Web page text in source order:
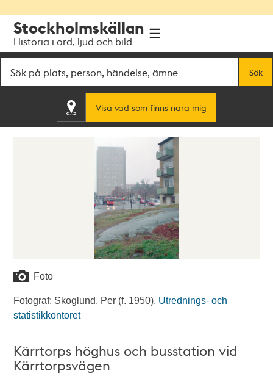
navigationen
huvudinnehållet
Stockholmskällan
Historia i ord, ljud och bild
Sök
Visa vad som finns nära mig
Foto
Fotograf: Skoglund, Per (f. 1950). Utrednings- och
statistikkontoret
Kärrtorps höghus och busstation vid
Kärrtorpsvägen